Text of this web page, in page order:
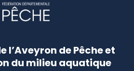
l’Aveyron de Pêche et
du milieu aquatique